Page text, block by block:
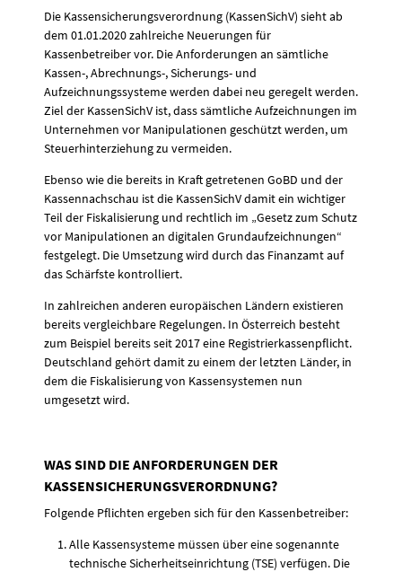
Die Kassensicherungsverordnung (KassenSichV) sieht ab
dem 01.01.2020 zahlreiche Neuerungen für
Kassenbetreiber vor. Die Anforderungen an sämtliche
Kassen-, Abrechnungs-, Sicherungs- und
Aufzeichnungssysteme werden dabei neu geregelt werden.
Ziel der KassenSichV ist, dass sämtliche Aufzeichnungen im
Unternehmen vor Manipulationen geschützt werden, um
Steuerhinterziehung zu vermeiden.
Ebenso wie die bereits in Kraft getretenen GoBD und der
Kassennachschau ist die KassenSichV damit ein wichtiger
Teil der Fiskalisierung und rechtlich im „Gesetz zum Schutz
vor Manipulationen an digitalen Grundaufzeichnungen“
festgelegt. Die Umsetzung wird durch das Finanzamt auf
das Schärfste kontrolliert.
In zahlreichen anderen europäischen Ländern existieren
bereits vergleichbare Regelungen. In Österreich besteht
zum Beispiel bereits seit 2017 eine Registrierkassenpflicht.
Deutschland gehört damit zu einem der letzten Länder, in
dem die Fiskalisierung von Kassensystemen nun
umgesetzt wird.
WAS SIND DIE ANFORDERUNGEN DER
KASSENSICHERUNGSVERORDNUNG?
Folgende Pflichten ergeben sich für den Kassenbetreiber:
Alle Kassensysteme müssen über eine sogenannte
technische Sicherheitseinrichtung (TSE) verfügen. Die